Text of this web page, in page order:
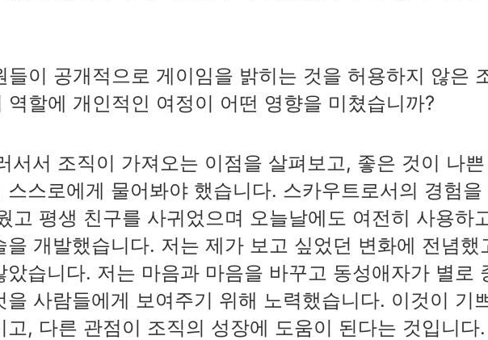
들이 공개적으로 게이임을 밝히는 것을 허용하지 않은
역할에 개인적인 여정이 어떤 영향을 미쳤습니까?
서서 조직이 가져오는 이점을 살펴보고, 좋은 것이 나쁜
스스로에게 물어봐야 했습니다. 스카우트로서의 경험을
고 평생 친구를 사귀었으며 오늘날에도 여전히 사용하
을 개발했습니다. 저는 제가 보고 싶었던 변화에 전념했
았습니다. 저는 마음과 마음을 바꾸고 동성애자가 별로
을 사람들에게 보여주기 위해 노력했습니다. 이것이 기
고, 다른 관점이 조직의 성장에 도움이 된다는 것입니다.